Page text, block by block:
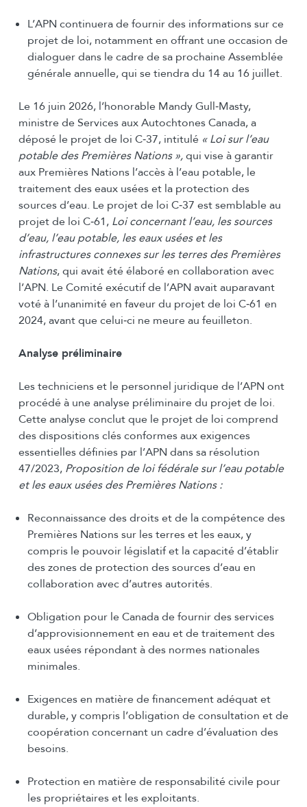
L’APN continuera de fournir des informations sur ce
projet de loi, notamment en offrant une occasion de
dialoguer dans le cadre de sa prochaine Assemblée
générale annuelle, qui se tiendra du 14 au 16 juillet.
Le 16 juin 2026, l’honorable Mandy Gull‑Masty,
ministre de Services aux Autochtones Canada, a
déposé le projet de loi C‑37, intitulé« Loi sur l’eau
potable des Premières Nations »,qui vise à garantir
aux Premières Nations l’accès à l’eau potable, le
traitement des eaux usées et la protection des
sources d’eau. Le projet de loi C‑37 est semblable au
projet de loi C‑61, Loi concernant l’eau, les sources
d’eau, l’eau potable, les eaux usées et les
infrastructures connexes sur les terres des Premières
Nations, qui avait été élaboré en collaboration avec
l’APN. Le Comité exécutif de l’APN avait auparavant
voté à l’unanimité en faveur du projet de loi C‑61 en
2024, avant que celui‑ci ne meure au feuilleton.
Analyse préliminaire
Les techniciens et le personnel juridique de l’APN ont
procédé à une analyse préliminaire du projet de loi.
Cette analyse conclut que le projet de loi comprend
des dispositions clés conformes aux exigences
essentielles définies par l’APN dans sa résolution
47/2023, Proposition de loi fédérale sur l’eau potable
et les eaux usées des Premières Nations :
Reconnaissance des droits et de la compétence des
Premières Nations sur les terres et les eaux, y
compris le pouvoir législatif et la capacité d’établir
des zones de protection des sources d’eau en
collaboration avec d’autres autorités.
Obligation pour le Canada de fournir des services
d’approvisionnement en eau et de traitement des
eaux usées répondant à des normes nationales
minimales.
Exigences en matière de financement adéquat et
durable, y compris l’obligation de consultation et de
coopération concernant un cadre d’évaluation des
besoins.
Protection en matière de responsabilité civile pour
les propriétaires et les exploitants.